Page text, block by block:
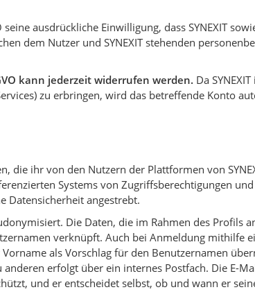
ausdrückliche Einwilligung, dass SYNEXIT
dem Nutzer und SYNEXIT stehenden
kann jederzeit widerrufen werden. Da
zu erbringen, wird das betreffende Konto
die ihr von den Nutzern der Plattformen von
Systems von Zugriffsberechtigungen
Datensicherheit angestrebt.
Die Daten, die im Rahmen des Profils
verknüpft. Auch bei Anmeldung mithilfe
als Vorschlag für den Benutzernamen
erfolgt über ein internes Postfach. Die E-
und er entscheidet selbst, ob und wann er